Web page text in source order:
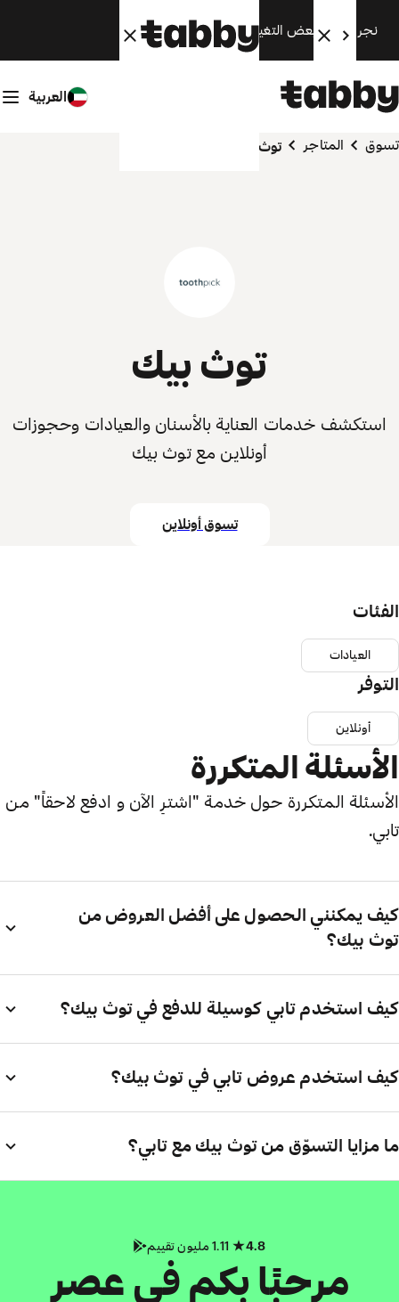
نجري الآن بعض التغييرات. سنعود قريبًا.
العربية
تسوق المتاجر توث بيك
توث بيك
استكشف خدمات العناية بالأسنان والعيادات وحجوزات
أونلاين مع توث بيك
تسوق أونلاين
الفئات
العيادات
التوفر
أونلاين
الأسئلة المتكررة
الأسئلة المتكررة حول خدمة "اشترِ الآن و ادفع لاحقاً" من
تابي.
كيف يمكنني الحصول على أفضل العروض من
توث بيك؟
كيف استخدم تابي كوسيلة للدفع في توث بيك؟
كيف استخدم عروض تابي في توث بيك؟
ما مزايا التسوّق من توث بيك مع تابي؟
4.8
مرحبًا بكم في عصر